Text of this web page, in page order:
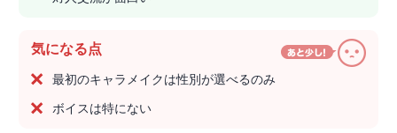
気になる点
最初のキャラメイクは性別が選べるのみ
ボイスは特にない